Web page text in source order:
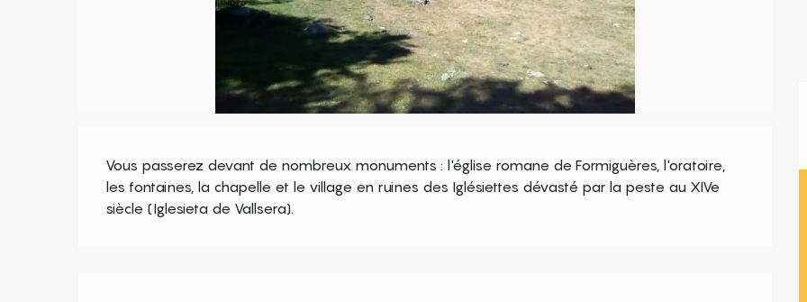
Description
Vous passerez devant de nombreux monuments : l'église romane de Formiguères, l'oratoire,
les fontaines, la chapelle et le village en ruines des Iglésiettes dévasté par la peste au XIVe
siècle (Iglesieta de Vallsera).